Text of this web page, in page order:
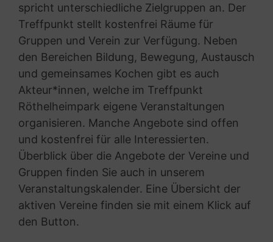
spricht unterschiedliche Zielgruppen an. Der
Treffpunkt stellt kostenfrei Räume für
Gruppen und Verein zur Verfügung. Neben
den Bereichen Bildung, Bewegung, Austausch
und gemeinsames Kochen gibt es auch
Akteur*innen, welche im Treffpunkt
Röthelheimpark eigene Veranstaltungen
organisieren. Manche Angebote sind offen
und kostenfrei für alle Interessierten.
Überblick über die Angebote der Vereine und
Gruppen finden Sie auch in unserem
Veranstaltungskalender. Eine Übersicht der
aktiven Vereine finden sie mit einem Klick auf
den Button.